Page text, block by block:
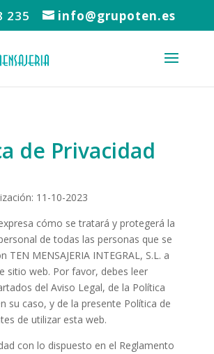
235 info@grupoten.es
de Privacidad
11-10-2023
cómo se tratará y protegerá la
de todas las personas que se
TEN MENSAJERIA INTEGRAL, S.L. a
sitio web. Por favor, debes leer
del Aviso Legal, de la Política
su caso, y de la presente Política de
de utilizar esta web.
con lo dispuesto en el Reglamento